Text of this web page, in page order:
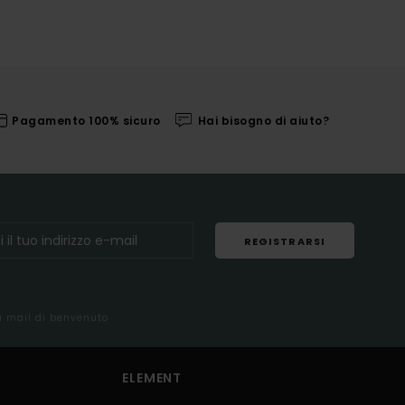
Pagamento 100% sicuro Hai bisogno di aiuto?
REGISTRARSI
di benvenuto
ELEMENT